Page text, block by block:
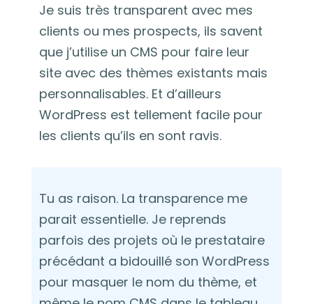
Je suis très transparent avec mes
clients ou mes prospects, ils savent
que j’utilise un CMS pour faire leur
site avec des thèmes existants mais
personnalisables. Et d’ailleurs
WordPress est tellement facile pour
les clients qu’ils en sont ravis.
Tu as raison. La transparence me
parait essentielle. Je reprends
parfois des projets où le prestataire
précédant a bidouillé son WordPress
pour masquer le nom du thème, et